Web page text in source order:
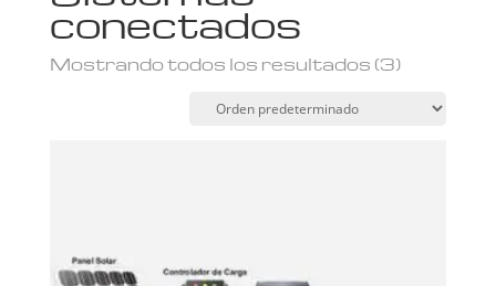
conectados
Mostrando todos los resultados (3)